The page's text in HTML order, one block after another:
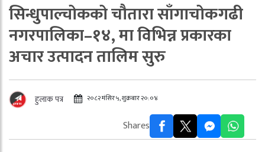
सिन्धुपाल्चोकको चौतारा साँगाचोकगढी
नगरपालिका–१४, मा विभिन्न प्रकारका
अचार उत्पादन तालिम सुरु
हुलाक पत्र २०८२ मंसिर ५, शुक्रबार २०:०४
Shares